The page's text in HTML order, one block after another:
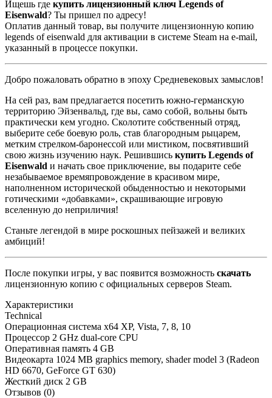
Ищешь где купить лицензионный ключ Legends of
Eisenwald? Ты пришел по адресу!
Оплатив данный товар, вы получите лицензионную копию
legends of eisenwald для активации в системе Steam на e-mail,
указанный в процессе покупки.
Добро пожаловать обратно в эпоху Средневековых замыслов!
На сей раз, вам предлагается посетить южно-германскую
территорию Эйзенвальд, где вы, само собой, вольны быть
практически кем угодно. Сколотите собственный отряд,
выберите себе боевую роль, став благородным рыцарем,
метким стрелком-баронессой или мистиком, посвятивший
свою жизнь изучению наук. Решившись купить Legends of
Eisenwald и начать свое приключение, вы подарите себе
незабываемое времяпровождение в красивом мире,
наполненном исторической обыденностью и некоторыми
готическими «добавками», скрашивающие игровую
вселенную до неприличия!
Станьте легендой в мире роскошных пейзажей и великих
амбиций!
После покупки игры, у вас появится возможность скачать
лицензионную копию с официальных серверов Steam.
Характеристики
Technical
Операционная система х64 XP, Vista, 7, 8, 10
Процессор 2 GHz dual-core CPU
Оперативная память 4 GB
Видеокарта 1024 MB graphics memory, shader model 3 (Radeon
HD 6670, GeForce GT 630)
Жесткий диск 2 GB
Отзывов (0)